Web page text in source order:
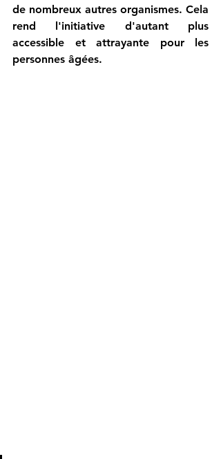
de nombreux autres organismes. Cela
rend l'initiative d'autant plus
accessible et attrayante pour les
personnes âgées.